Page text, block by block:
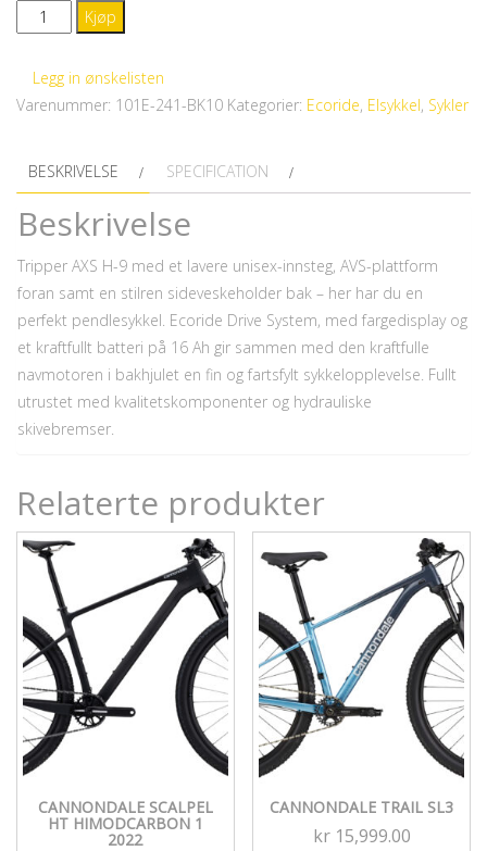
Ecoride
Tripper
Kjøp
Legg in ønskelisten
Varenummer: 101E-241-BK10 Kategorier: Ecoride, Elsykkel, Sykler
BESKRIVELSE SPECIFICATION
Beskrivelse
Tripper AXS H-9 med et lavere unisex-innsteg, AVS-plattform
foran samt en stilren sideveskeholder bak – her har du en
perfekt pendlesykkel. Ecoride Drive System, med fargedisplay og
et kraftfullt batteri på 16 Ah gir sammen med den kraftfulle
navmotoren i bakhjulet en fin og fartsfylt sykkelopplevelse. Fullt
utrustet med kvalitetskomponenter og hydrauliske
skivebremser.
Relaterte produkter
CANNONDALE SCALPEL
HT HIMODCARBON 1
2022
CANNONDALE TRAIL SL3
kr15,999.00